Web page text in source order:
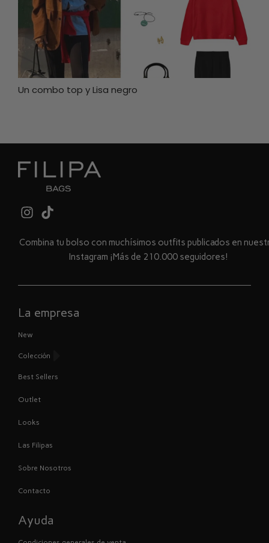
Un combo top y Lisa negro
Combina tu bolso con muchísimos outfits publicados en
Instagram ¡Más de 210.000 seguidores!
La empresa
New
Colección
Best Sellers
Outlet
Looks
Las Filipas
Sobre Nosotros
Contacto
Ayuda